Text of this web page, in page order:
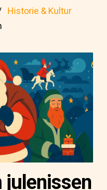
Historie & Kultur
julenissen